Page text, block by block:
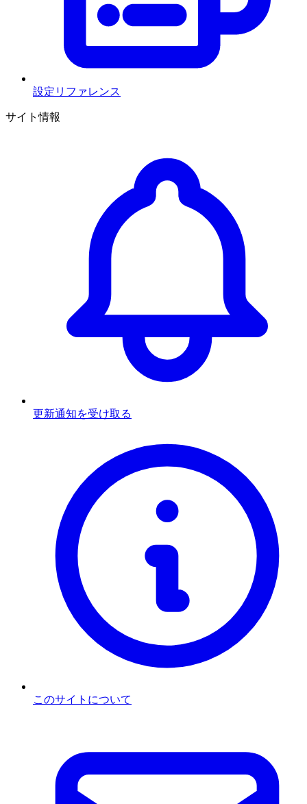
設定リファレンス
サイト情報
更新通知を受け取る
このサイトについて